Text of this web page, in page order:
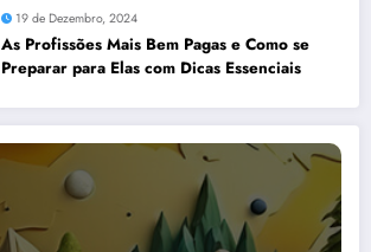
19 de Dezembro, 2024
As Profissões Mais Bem Pagas e Como se
Preparar para Elas com Dicas Essenciais